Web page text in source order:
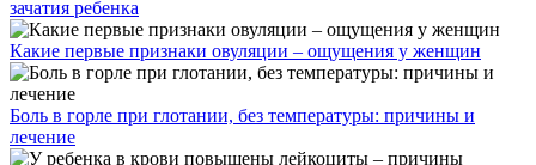
зачатия ребенка
Какие первые признаки овуляции – ощущения у женщин
Боль в горле при глотании, без температуры: причины и
лечение